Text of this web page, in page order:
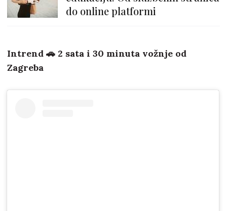
do online platformi
Intrend 🚗 2 sata i 30 minuta vožnje od
Zagreba